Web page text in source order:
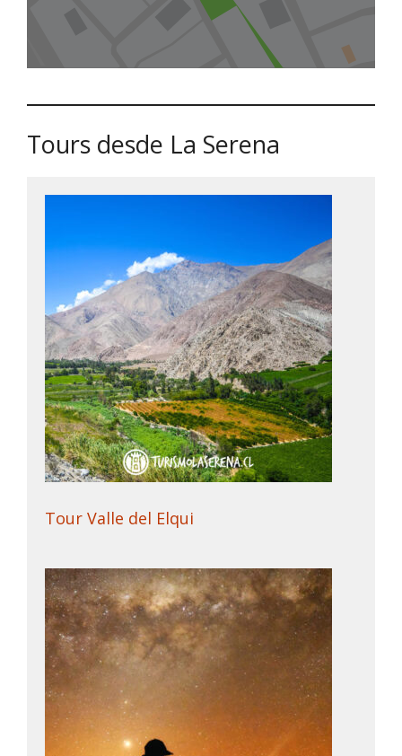
Tours desde La Serena
Tour Valle del Elqui